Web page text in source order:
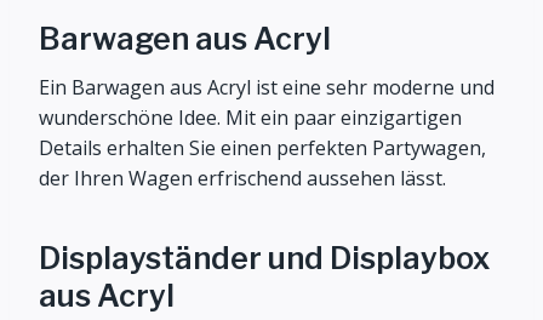
Barwagen aus Acryl
Ein Barwagen aus Acryl ist eine sehr moderne und
wunderschöne Idee. Mit ein paar einzigartigen
Details erhalten Sie einen perfekten Partywagen,
der Ihren Wagen erfrischend aussehen lässt.
Displayständer und Displaybox
aus Acryl